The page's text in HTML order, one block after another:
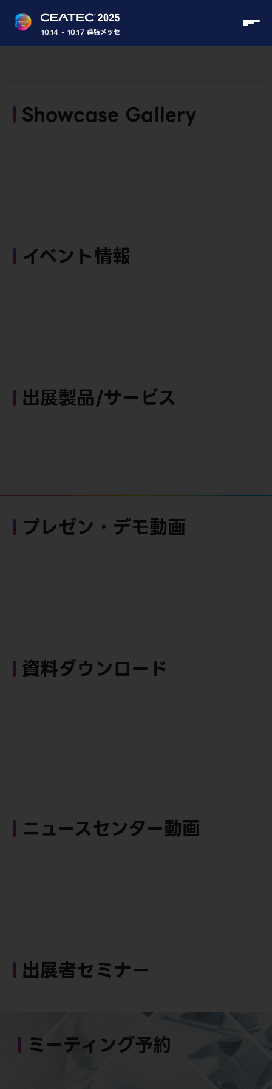
10.14 - 10.17 幕張メッセ
Showcase Gallery
イベント情報
出展製品/サービス
プレゼン・デモ動画
資料ダウンロード
ニュースセンター動画
出展者セミナー
ミーティング予約